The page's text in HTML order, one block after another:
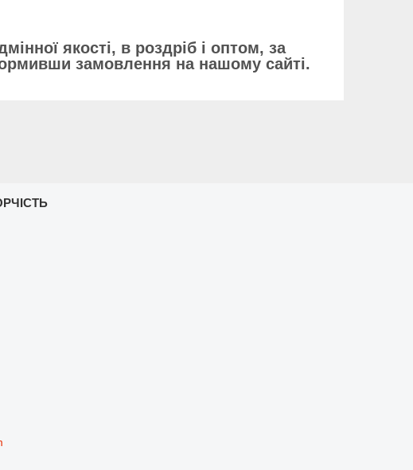
якості, в роздріб і оптом, за
замовлення на нашому сайті.